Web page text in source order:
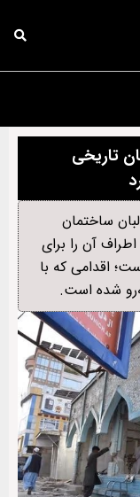
تاریخی
ساختمان
آن را برای
اقدامی که با
شده است.